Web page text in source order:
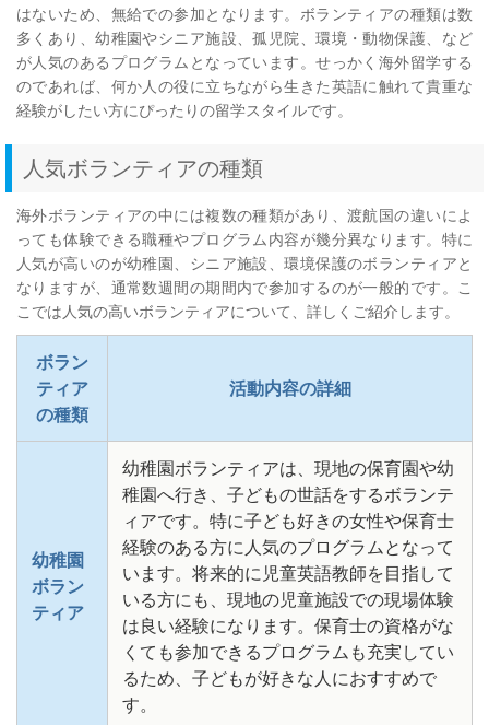
はないため、無給での参加となります。ボランティアの種類は数
多くあり、幼稚園やシニア施設、孤児院、環境・動物保護、など
が人気のあるプログラムとなっています。せっかく海外留学する
のであれば、何か人の役に立ちながら生きた英語に触れて貴重な
経験がしたい方にぴったりの留学スタイルです。
人気ボランティアの種類
海外ボランティアの中には複数の種類があり、渡航国の違いによ
っても体験できる職種やプログラム内容が幾分異なります。特に
人気が高いのが幼稚園、シニア施設、環境保護のボランティアと
なりますが、通常数週間の期間内で参加するのが一般的です。こ
こでは人気の高いボランティアについて、詳しくご紹介します。
ボラン
ティア
の種類
活動内容の詳細
幼稚園
ボラン
ティア
幼稚園ボランティアは、現地の保育園や幼
稚園へ行き、子どもの世話をするボランテ
ィアです。特に子ども好きの女性や保育士
経験のある方に人気のプログラムとなって
います。将来的に児童英語教師を目指して
いる方にも、現地の児童施設での現場体験
は良い経験になります。保育士の資格がな
くても参加できるプログラムも充実してい
るため、子どもが好きな人におすすめで
す。